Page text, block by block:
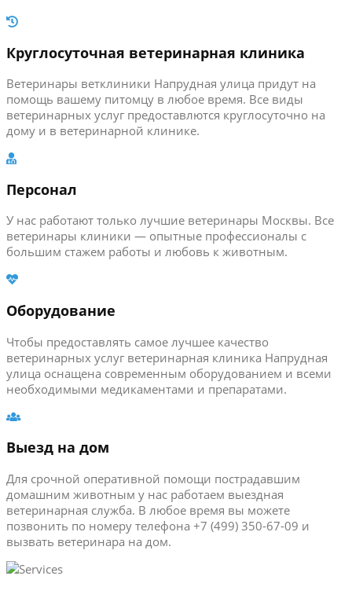
Круглосуточная ветеринарная клиника
Ветеринары ветклиники Напрудная улица придут на
помощь вашему питомцу в любое время. Все виды
ветеринарных услуг предоставлются круглосуточно на
дому и в ветеринарной клинике.
Персонал
У нас работают только лучшие ветеринары Москвы. Все
ветеринары клиники — опытные профессионалы с
большим стажем работы и любовь к животным.
Оборудование
Чтобы предоставлять самое лучшее качество
ветеринарных услуг ветеринарная клиника Напрудная
улица оснащена современным оборудованием и всеми
необходимыми медикаментами и препаратами.
Выезд на дом
Для срочной оперативной помощи пострадавшим
домашним животным у нас работаем выездная
ветеринарная служба. В любое время вы можете
позвонить по номеру телефона +7 (499) 350-67-09 и
вызвать ветеринара на дом.